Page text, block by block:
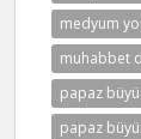
medyum
muhabbet
papaz
papaz